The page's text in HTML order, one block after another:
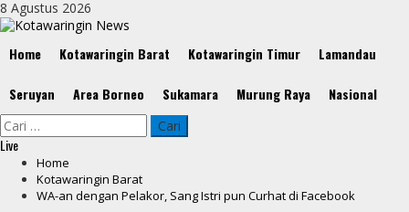
Skip
to
8 Agustus 2026
Menu
Home Kotawaringin Barat Kotawaringin Timur Lamandau
Seruyan Area Borneo Sukamara Murung Raya Nasional
Cari
untuk:
Live
Home
Kotawaringin Barat
WA-an dengan Pelakor, Sang Istri pun Curhat di Facebook